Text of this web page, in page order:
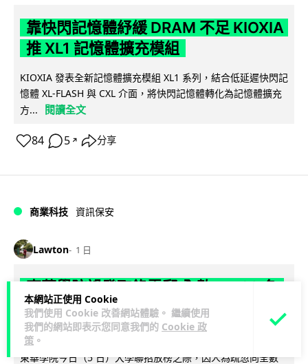
本網站正使用 Cookie
我們使用 Cookie 改善網站體驗。 繼續使用
我們的網站即表示您同意我們的 Cookie 政
策 。
靠快閃記憶體紓緩 DRAM 不足 KIOXIA
推 XL1 記憶體擴充模組
KIOXIA 發表全新記憶體擴充模組 XL1 系列，結合低延遲快閃記
憶體 XL-FLASH 與 CXL 介面，將快閃記憶體轉化為記憶體擴充
方...
閱讀全文
84 5 ↗ 分享
商業科技 資訊保安
Lawton 1 日
東華學院誤發取錄電郵 全數 11,139 名
申請人一度空歡喜 專家:人為疏忽+系統
防護缺失
東華學院今日（5 日）大學聯招放榜之際，因人為疏忽向全數